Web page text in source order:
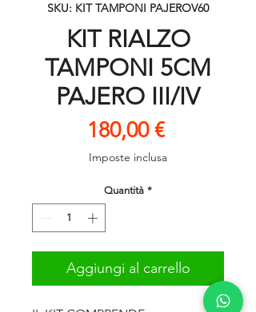
SKU: KIT TAMPONI PAJEROV60
KIT RIALZO
TAMPONI 5CM
PAJERO III/IV
180,00 €Prezzo
Imposte inclusa
Quantità *
Aggiungi al carrello